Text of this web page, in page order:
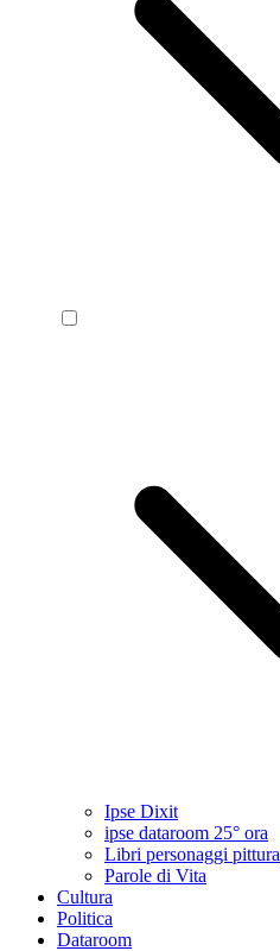
Ipse Dixit
ipse dataroom 25° ora
Libri personaggi pittura
Parole di Vita
Cultura
Politica
Dataroom